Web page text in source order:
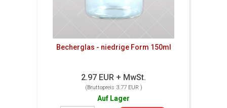
Becherglas - niedrige Form 150ml
2.97 EUR + MwSt.
(Bruttopreis 3.77 EUR )
Auf Lager